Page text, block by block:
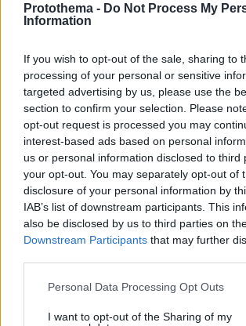
Protothema - Do Not Process My
Information
If you wish to opt-out of the sale, sharing to
processing of your personal or sensitive
targeted advertising by us, please use the
section to confirm your selection. Please
opt-out request is processed you may
interest-based ads based on personal
us or personal information disclosed to third
your opt-out. You may separately opt-out of
disclosure of your personal information by
IAB’s list of downstream participants. This
also be disclosed by us to third parties on
Downstream Participants that may further
Please note that this website/app uses one
not limited to your visit or usage behaviour.
Personal Data Processing Opt Outs
I want to opt-out of the Sharing of my
Ακριβά φάρμακα: Ποια νέα σκευάσματα
ασθενείς τον Μάιο από τα φαρμακεία
Επεκτείνεται η διάθεση Φαρμάκων
μέσω ιδιωτικών φαρμακείων μέσα
εξυπηρετούνται συνολικά έως 65.000
μήνα
11.05.2026, 08:03 1